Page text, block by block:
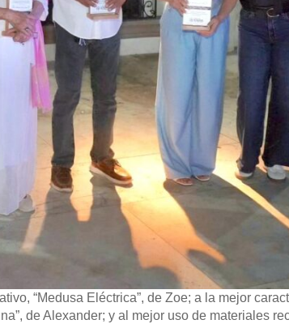
“Medusa Eléctrica”, de Zoe; a la mejor
de Alexander; y al mejor uso de materiales